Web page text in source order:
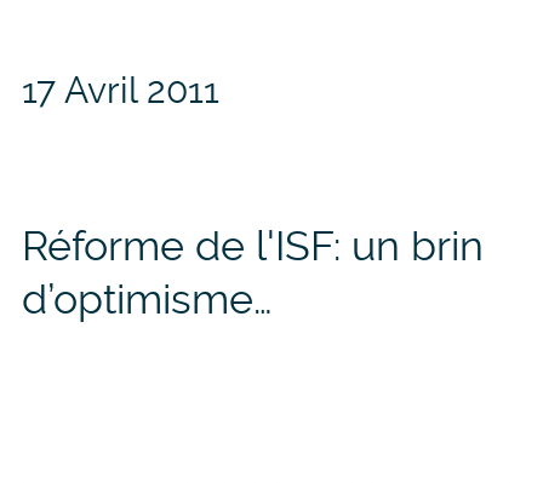
17 Avril 2011
Réforme de l'ISF: un brin
d’optimisme…